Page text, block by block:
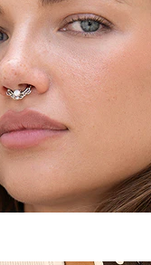
Skrytý Helix, Labrety
Přední helix
2